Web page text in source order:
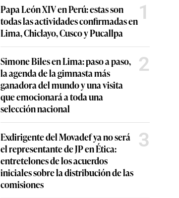
Papa León XIV en Perú: estas son
todas las actividades confirmadas en
Lima, Chiclayo, Cusco y Pucallpa
1
Simone Biles en Lima: paso a paso,
la agenda de la gimnasta más
ganadora del mundo y una visita
que emocionará a toda una
selección nacional
2
Exdirigente del Movadef ya no será
el representante de JP en Ética:
entretelones de los acuerdos
iniciales sobre la distribución de las
comisiones
3